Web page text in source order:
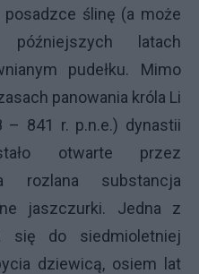
posadzce ślinę (a może
latach
pudełku. Mimo
panowania króla Li
841 r. p.n.e.) dynastii
otwarte przez
rozlana substancja
jaszczurki. Jedna z
się do siedmioletniej
dziewicą, osiem lat